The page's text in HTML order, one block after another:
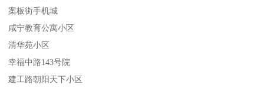
案板街手机城
咸宁教育公寓小区
清华苑小区
幸福中路143号院
建工路朝阳天下小区